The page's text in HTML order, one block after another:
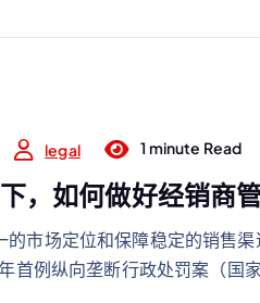
legal 1 minute Read
，如何做好经销商
的市场定位和保障稳定的销售
首例纵向垄断行政处罚案（国